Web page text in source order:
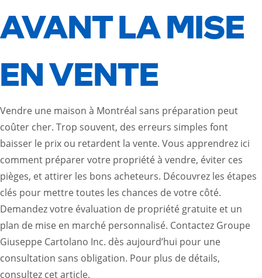
AVANT LA MISE
EN VENTE
Vendre une maison à Montréal sans préparation peut
coûter cher. Trop souvent, des erreurs simples font
baisser le prix ou retardent la vente. Vous apprendrez ici
comment préparer votre propriété à vendre, éviter ces
pièges, et attirer les bons acheteurs. Découvrez les étapes
clés pour mettre toutes les chances de votre côté.
Demandez votre évaluation de propriété gratuite et un
plan de mise en marché personnalisé. Contactez Groupe
Giuseppe Cartolano Inc. dès aujourd’hui pour une
consultation sans obligation. Pour plus de détails,
consultez cetarticle.